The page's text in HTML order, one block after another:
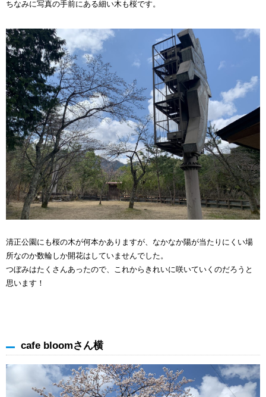
ちなみに写真の手前にある細い木も桜です。
清正公園にも桜の木が何本かありますが、なかなか陽が当たりにくい場
所なのか数輪しか開花はしていませんでした。
つぼみはたくさんあったので、これからきれいに咲いていくのだろうと
思います！
cafe bloomさん横